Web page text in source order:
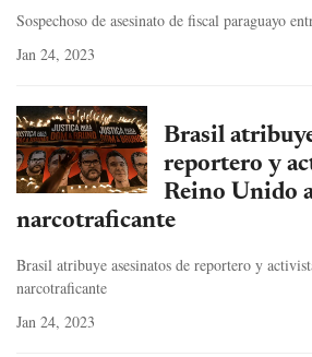
Sospechoso de asesinato de fiscal paraguayo
Jan 24, 2023
Brasil
reportero y
Reino Unido
narcotraficante
Brasil atribuye asesinatos de reportero y
narcotraficante
Jan 24, 2023